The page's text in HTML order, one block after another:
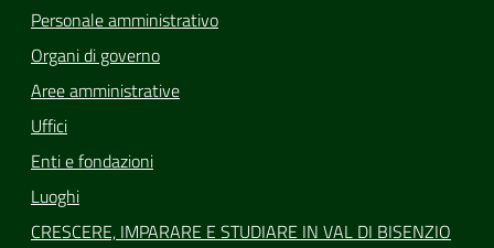
Personale amministrativo
Organi di governo
Aree amministrative
Uffici
Enti e fondazioni
Luoghi
CRESCERE, IMPARARE E STUDIARE IN VAL DI BISENZIO